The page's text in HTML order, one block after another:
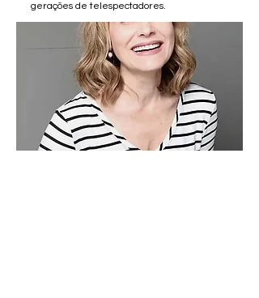
gerações de telespectadores.